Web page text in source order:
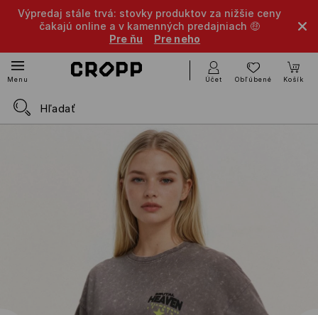
Výpredaj stále trvá: stovky produktov za nižšie ceny
čakajú online a v kamenných predajniach 🤑
Pre ňu
Pre neho
Menu Účet Obľúbené Košík